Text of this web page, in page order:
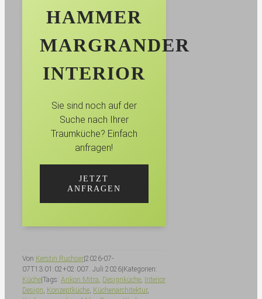
HAMMER
MARGRANDER
INTERIOR
Sie sind noch auf der
Suche nach Ihrer
Traumküche? Einfach
anfragen!
JETZT
ANFRAGEN
Von Kerstin Ruchser|2026-07-
07T13:01:02+02:007. Juli 2026|Kategorien:
Küche|Tags: Ankon Mitra Designküche Interior
Design Konzeptküche Küchenarchitektur,